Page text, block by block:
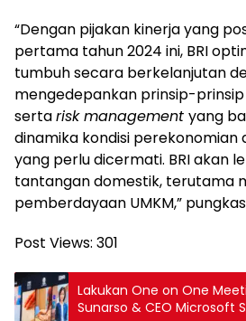
“Dengan pijakan kinerja yang
pertama tahun 2024 ini, BRI
tumbuh secara berkelanjutan
mengedepankan prinsip-prinsip
sertarisk management yang
dinamika kondisi perekonomian
yang perlu dicermati. BRI akan
tantangan domestik, terutama
pemberdayaan UMKM,”
Post Views: 301
Lakukan One on One
Sunarso & CEO Microsoft